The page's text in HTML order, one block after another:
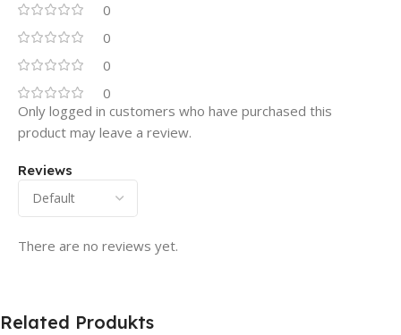
0
0
0
0
Reviews
There are no reviews yet.
Only logged in customers who have purchased this
product may leave a review.
Related Produkts